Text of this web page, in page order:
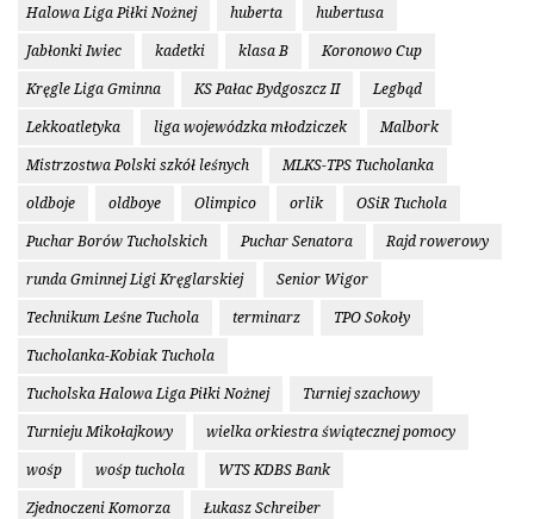
Halowa Liga Piłki Nożnej
huberta
hubertusa
Jabłonki Iwiec
kadetki klasa B
Koronowo Cup
Kręgle Liga Gminna
KS Pałac Bydgoszcz II
Legbąd
Lekkoatletyka
liga wojewódzka młodziczek
Malbork
Mistrzostwa Polski szkół leśnych
MLKS-TPS Tucholanka
oldboje
oldboye Olimpico orlik
OSiR Tuchola
Puchar Borów Tucholskich
Puchar Senatora
Rajd rowerowy
runda Gminnej Ligi Kręglarskiej
Senior Wigor
Technikum Leśne Tuchola
terminarz
TPO Sokoły
Tucholanka-Kobiak Tuchola
Tucholska Halowa Liga Piłki Nożnej
Turniej szachowy
Turnieju Mikołajkowy
wielka orkiestra świątecznej pomocy
wośp
wośp tuchola
WTS KDBS Bank
Zjednoczeni Komorza
Łukasz Schreiber